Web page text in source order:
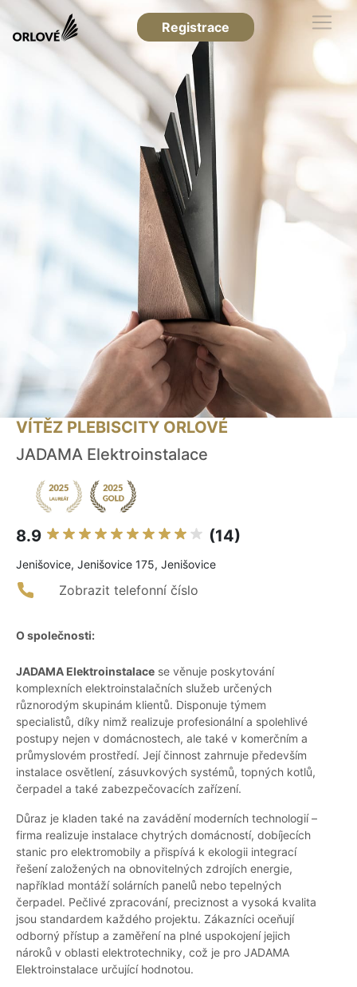
Registrace
VÍTĚZ PLEBISCITY ORLOVÉ
JADAMA Elektroinstalace
8.9 (14)
Jenišovice, Jenišovice 175, Jenišovice
Zobrazit telefonní číslo
O společnosti:
JADAMA Elektroinstalace se věnuje poskytování
komplexních elektroinstalačních služeb určených
různorodým skupinám klientů. Disponuje týmem
specialistů, díky nimž realizuje profesionální a spolehlivé
postupy nejen v domácnostech, ale také v komerčním a
průmyslovém prostředí. Její činnost zahrnuje především
instalace osvětlení, zásuvkových systémů, topných kotlů,
čerpadel a také zabezpečovacích zařízení.
Důraz je kladen také na zavádění moderních technologií –
firma realizuje instalace chytrých domácností, dobíjecích
stanic pro elektromobily a přispívá k ekologii integrací
řešení založených na obnovitelných zdrojích energie,
například montáží solárních panelů nebo tepelných
čerpadel. Pečlivé zpracování, preciznost a vysoká kvalita
jsou standardem každého projektu. Zákazníci oceňují
odborný přístup a zaměření na plné uspokojení jejich
nároků v oblasti elektrotechniky, což je pro JADAMA
Elektroinstalace určující hodnotou.